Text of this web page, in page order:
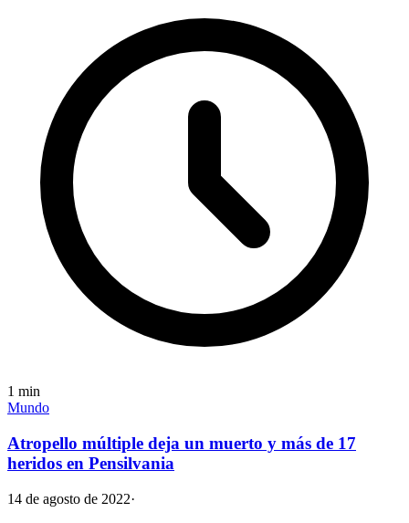
1 min
Mundo
Atropello múltiple deja un muerto y más de 17
heridos en Pensilvania
14 de agosto de 2022·